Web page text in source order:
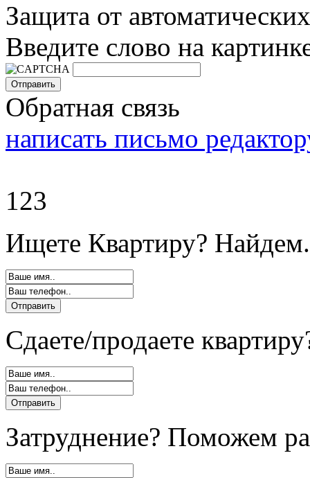
Защита от
Введите слово на
Обратная связь
написать письмо
123
Ищете Квартиру?
Сдаете/продаете
Затруднение? Поможем